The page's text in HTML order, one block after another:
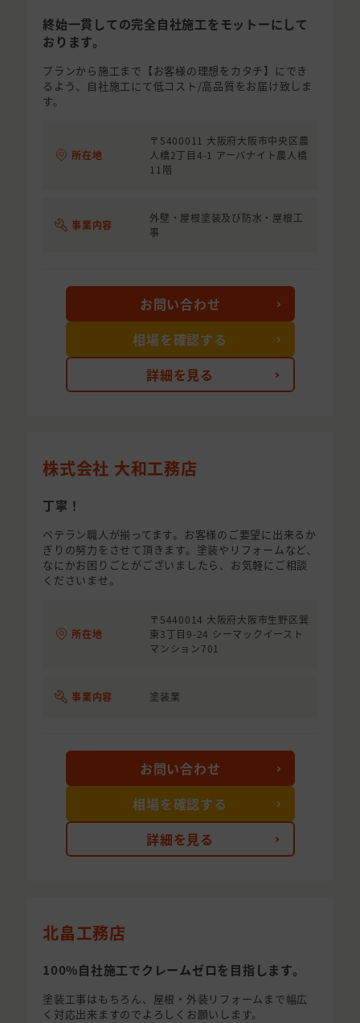
終始一貫しての完全自社施工をモットーにして
おります。
プランから施工まで【お客様の理想をカタチ】にでき
るよう、自社施工にて低コスト/高品質をお届け致しま
す。
所在地
〒5400011 大阪府大阪市中央区農
人橋2丁目4-1 アーバナイト農人橋
11階
事業内容
外壁・屋根塗装及び防水・屋根工
事
詳細を見る
お問い合わせ
相場を確認する
株式会社 大和工務店
丁寧！
ベテラン職人が揃ってます。お客様のご要望に出来るか
ぎりの努力をさせて頂きます。塗装やリフォームなど、
なにかお困りごとがございましたら、お気軽にご相談
くださいませ。
所在地
〒5440014 大阪府大阪市生野区巽
東3丁目9-24 シーマックイースト
マンション701
事業内容 塗装業
詳細を見る
お問い合わせ
相場を確認する
北畠工務店
100%自社施工でクレームゼロを目指します。
塗装工事はもちろん、屋根・外装リフォームまで幅広
く対応出来ますのでよろしくお願いします。